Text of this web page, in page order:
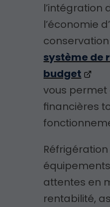
l’intégration
l’économie
système de
budget
vous permet
financières
attentes en
rentabilité,